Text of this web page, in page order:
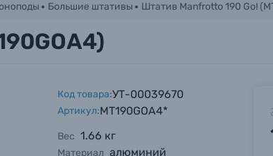
Большие штативы Штатив Manfrotto 190 Go!
Код товара:УТ-00039670
Артикул:MT190GOA4*
Вес 1.66 кг
Материал алюминий